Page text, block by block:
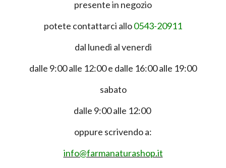
presente in negozio
potete contattarci allo0543-20911
dal lunedì al venerdì
dalle 9:00 alle 12:00 e dalle 16:00 alle 19:00
sabato
dalle 9:00 alle 12:00
oppure scrivendo a:
info@farmanaturashop.it